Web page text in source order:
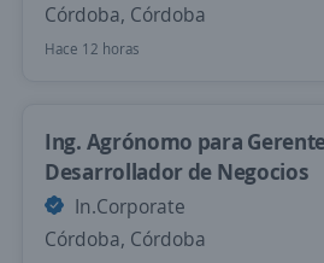
Córdoba, Córdoba
Hace 12 horas
Ing. Agrónomo para
Desarrollador de Negocios
In.Corporate
Córdoba, Córdoba